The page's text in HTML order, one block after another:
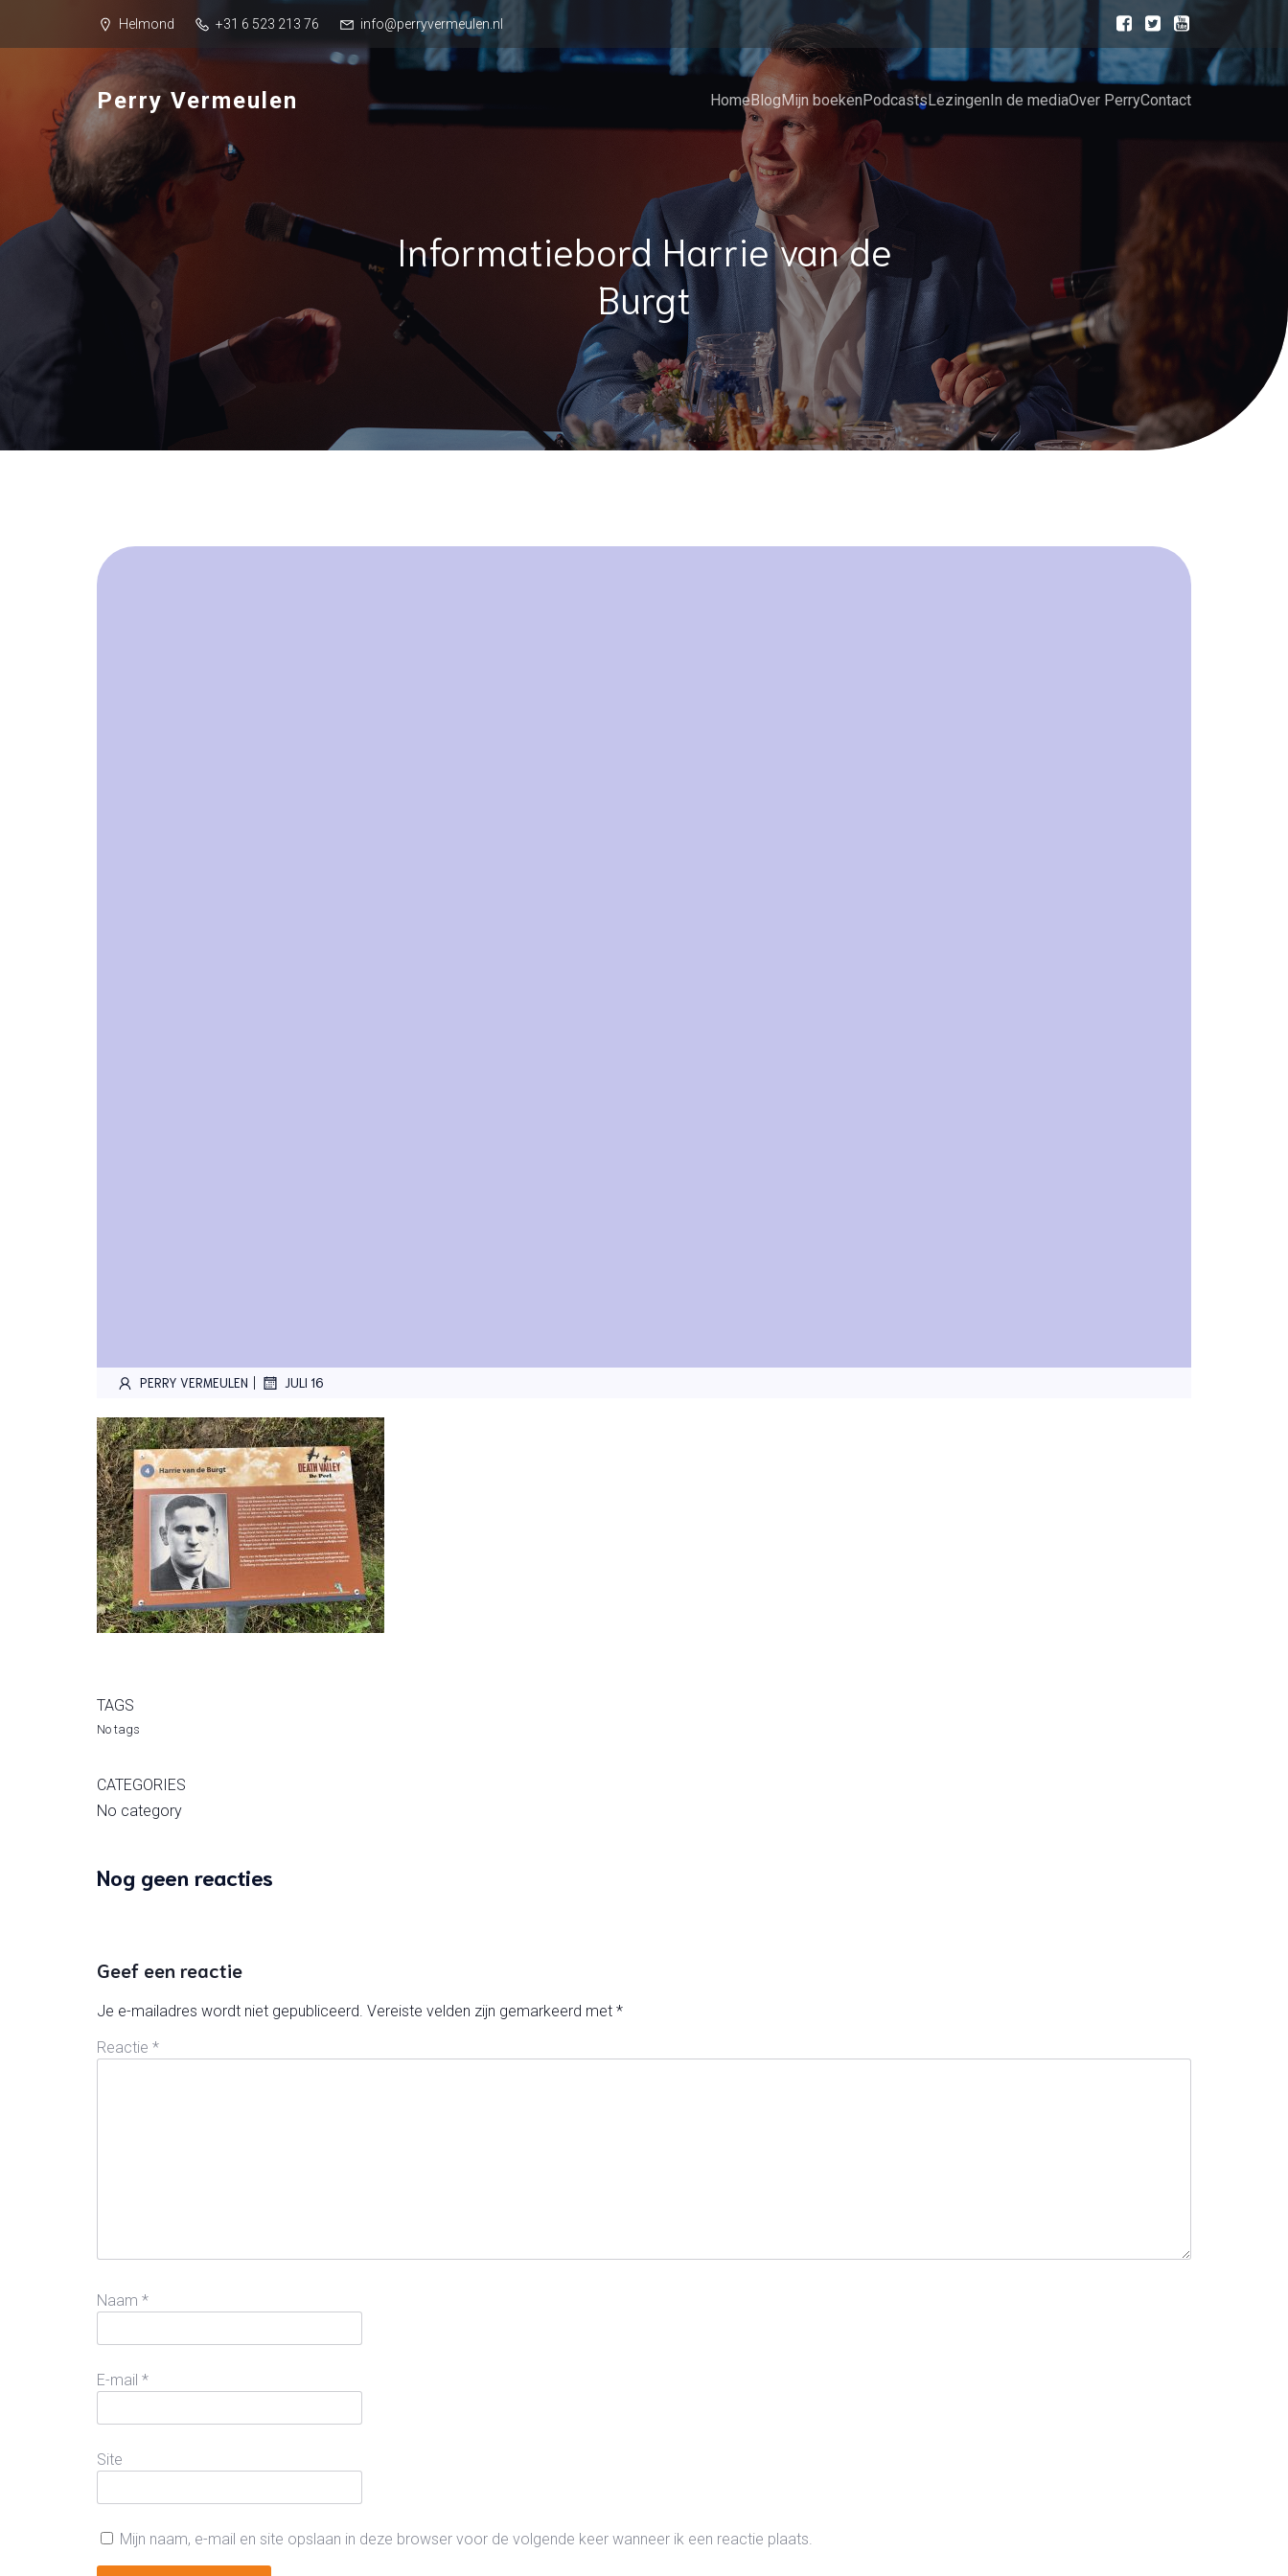
Helmond +31 6 523 213 76 info@perryvermeulen.nl
Perry Vermeulen HomeBlogMijn boekenPodcastsLezingenIn de mediaOver PerryContact
Informatiebord Harrie van de
Burgt
PERRY VERMEULEN | JULI 16
TAGS
No tags
CATEGORIES
No category
Nog geen reacties
Geef een reactie
Je e-mailadres wordt niet gepubliceerd. Vereiste velden zijn gemarkeerd met *
Reactie *
Naam *
E-mail *
Site
Mijn naam, e-mail en site opslaan in deze browser voor de volgende keer wanneer ik een reactie plaats.